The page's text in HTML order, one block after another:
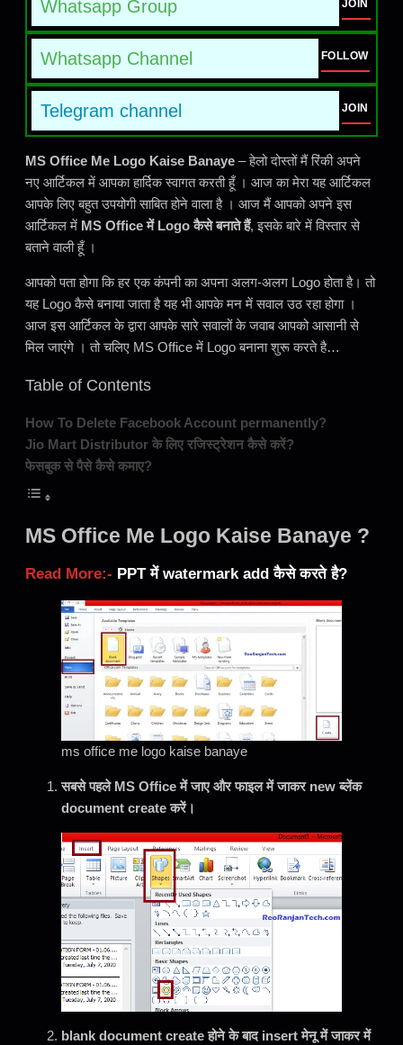
Whatsapp Group JOIN
Whatsapp Channel FOLLOW
Telegram channel JOIN
MS Office Me Logo Kaise Banaye – हेलो दोस्तों मैं रिंकी अपने
नए आर्टिकल में आपका हार्दिक स्वागत करती हूँ । आज का मेरा यह आर्टिकल
आपके लिए बहुत उपयोगी साबित होने वाला है । आज मैं आपको अपने इस
आर्टिकल में MS Office में Logo कैसे बनाते हैं, इसके बारे में विस्तार से
बताने वाली हूँ ।
आपको पता होगा कि हर एक कंपनी का अपना अलग-अलग Logo होता है। तो
यह Logo कैसे बनाया जाता है यह भी आपके मन में सवाल उठ रहा होगा ।
आज इस आर्टिकल के द्वारा आपके सारे सवालों के जवाब आपको आसानी से
मिल जाएंगे । तो चलिए MS Office में Logo बनाना शुरू करते है…
Table of Contents
How To Delete Facebook Account permanently?
Jio Mart Distributor के लिए रजिस्ट्रेशन कैसे करें?
फेसबुक से पैसे कैसे कमाए?
MS Office Me Logo Kaise Banaye ?
Read More:- PPT में watermark add कैसे करते है?
ms office me logo kaise banaye
सबसे पहले MS Office में जाए और फाइल में जाकर new ब्लेंक
document create करें।
blank document create होने के बाद insert मेनू में जाकर में